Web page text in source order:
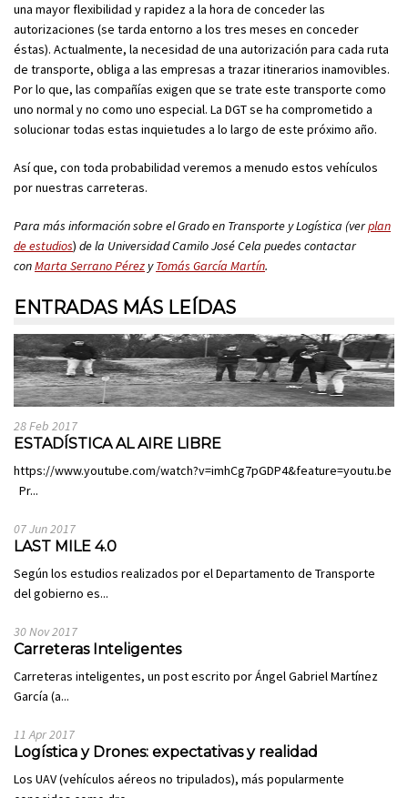
una mayor flexibilidad y rapidez a la hora de conceder las
autorizaciones (se tarda entorno a los tres meses en conceder
éstas). Actualmente, la necesidad de una autorización para cada ruta
de transporte, obliga a las empresas a trazar itinerarios inamovibles.
Por lo que, las compañías exigen que se trate este transporte como
uno normal y no como uno especial. La DGT se ha comprometido a
solucionar todas estas inquietudes a lo largo de este próximo año.
Así que, con toda probabilidad veremos a menudo estos vehículos
por nuestras carreteras.
Para más información sobre el Grado en Transporte y Logística (verplan
de estudios) de la Universidad Camilo José Cela puedes contactar
conMarta Serrano Pérez yTomás García Martín.
ENTRADAS MÁS LEÍDAS
28 Feb 2017
ESTADÍSTICA AL AIRE LIBRE
https://www.youtube.com/watch?v=imhCg7pGDP4&feature=youtu.be
Pr...
07 Jun 2017
LAST MILE 4.0
Según los estudios realizados por el Departamento de Transporte
del gobierno es...
30 Nov 2017
Carreteras Inteligentes
Carreteras inteligentes, un post escrito por Ángel Gabriel Martínez
García (a...
11 Apr 2017
Logística y Drones: expectativas y realidad
Los UAV (vehículos aéreos no tripulados), más popularmente